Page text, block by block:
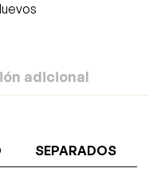
adicional
SEPARADOS